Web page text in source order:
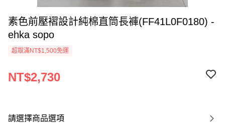
素色前壓褶設計純棉直筒長褲(FF41L0F0180) -
ehka sopo
超取滿NT$1,500免運
NT$2,730
請選擇商品選項